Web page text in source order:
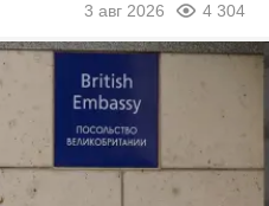
3 авг 2026 4 304